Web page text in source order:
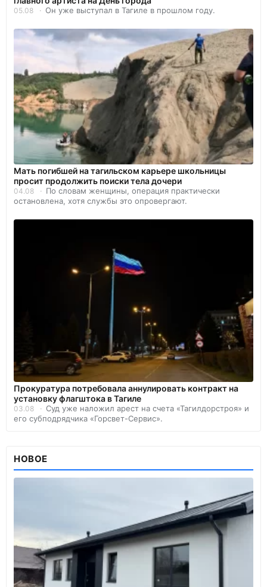
05.08 Он уже выступал в Тагиле в прошлом году.
Мать погибшей на тагильском карьере школьницы
просит продолжить поиски тела дочери
04.08
По словам женщины, операция практически
остановлена, хотя службы это опровергают.
Прокуратура потребовала аннулировать контракт на
установку флагштока в Тагиле
03.08
Суд уже наложил арест на счета «Тагилдорстроя» и
его субподрядчика «Горсвет-Сервис».
НОВОЕ